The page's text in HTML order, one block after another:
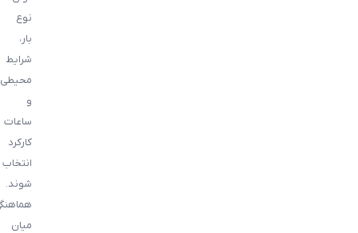
نوع
بار،
شرایط
محیطی
و
ساعات
کارکرد
انتخاب
شوند.
میان